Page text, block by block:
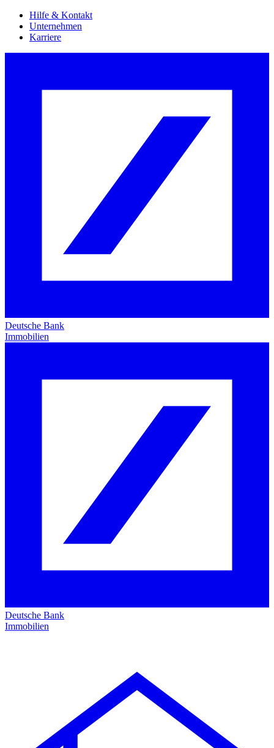
Hilfe & Kontakt
Unternehmen
Karriere
Deutsche Bank
Immobilien
Deutsche Bank
Immobilien